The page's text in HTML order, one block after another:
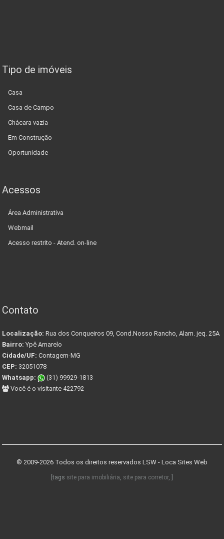
Tipo de imóveis
Casa
Casa de Campo
Chácara vazia
Em Construção
Oportunidade
Acessos
Área Administrativa
Webmail
Acesso restrito - Atend. on-line
Contato
Localização: Rua dos Conqueiros 09, Cond.Nosso Rancho, Alam. jeq. 25A
Bairro: Ypê Amarelo
Cidade/UF: Contagem-MG
CEP: 32051078
Whatsapp:
(31) 99929-1813
Você é o visitante 422792
© 2009-2026 Todos os direitos reservados LSW - Loca Sites Web
[tags site para imobiliária, site para corretor, ]